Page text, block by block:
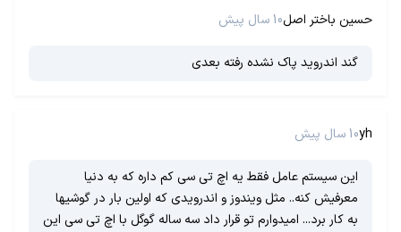
حسین باختر اصل10 سال پیش
گند اندروید پاک نشده رفته بعدی
yh10 سال پیش
این سیستم عامل فقط یه اچ تی سی کم داره که به دنیا
معرفیش کنه.. مثل ویندوز و اندرویدی که اولین بار در گوشیها
به کار برد... امیدوارم تو قرار داد سه ساله گوگل با اچ تی سی این